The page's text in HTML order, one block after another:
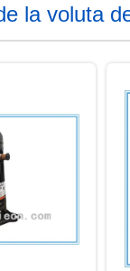
la voluta